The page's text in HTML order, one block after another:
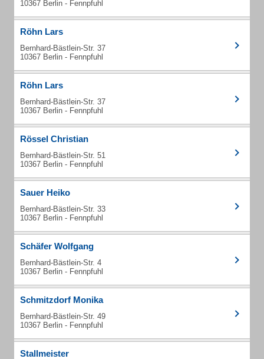
10367 Berlin - Fennpfuhl
Röhn Lars
Bernhard-Bästlein-Str. 37
10367 Berlin - Fennpfuhl
Röhn Lars
Bernhard-Bästlein-Str. 37
10367 Berlin - Fennpfuhl
Rössel Christian
Bernhard-Bästlein-Str. 51
10367 Berlin - Fennpfuhl
Sauer Heiko
Bernhard-Bästlein-Str. 33
10367 Berlin - Fennpfuhl
Schäfer Wolfgang
Bernhard-Bästlein-Str. 4
10367 Berlin - Fennpfuhl
Schmitzdorf Monika
Bernhard-Bästlein-Str. 49
10367 Berlin - Fennpfuhl
Stallmeister